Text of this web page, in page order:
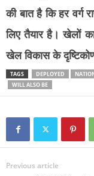
की बात है कि हर वर्ग
लिए तैयार है। खेलों
खेल विकास के दृष्टिकोण
TAGS DEPLOYED
WILL ALSO BE
Previous article